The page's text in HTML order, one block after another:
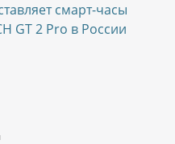
смарт-часы
GT 2 Pro в России